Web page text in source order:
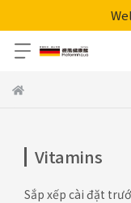
Vitamins
Sắp xếp cài đặt